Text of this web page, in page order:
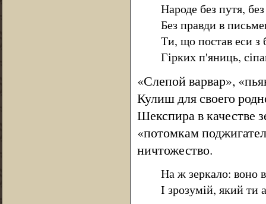
Народе без путя, без
Без правди в
Ти, що постав еси з
Гірких п'яниць,
«Слепой варвар»,
Кулиш для своего
Шекспира в качестве
«потомкам
ничтожество.
На ж зеркало: воно
I зрозумій, який ти